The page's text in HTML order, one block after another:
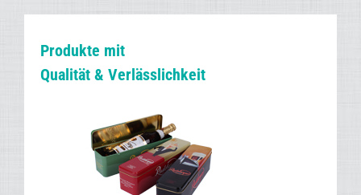
Produkte mit
Qualität & Verlässlichkeit